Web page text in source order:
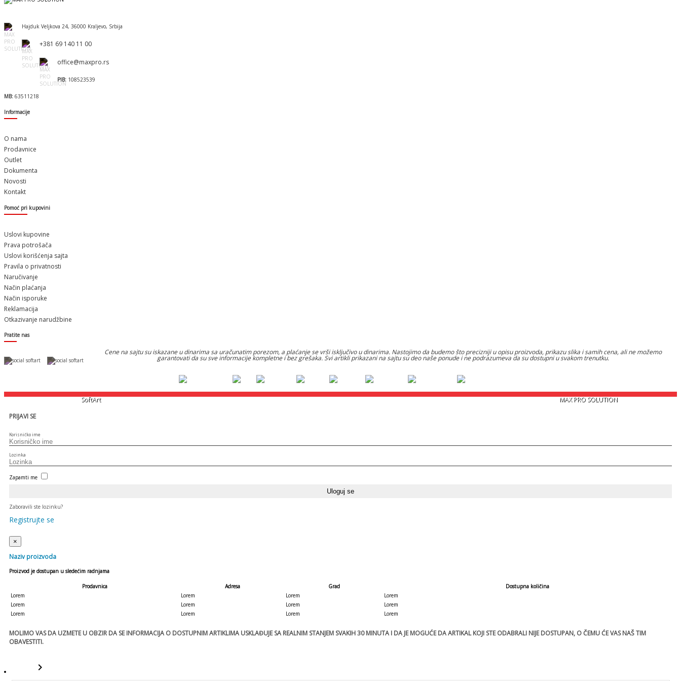
Hajduk Veljkova 24, 36000 Kraljevo, Srbija
+381 69 140 11 00
office@maxpro.rs
PIB: 108523539
MB: 63511218
Informacije
O nama
Prodavnice
Outlet
Dokumenta
Novosti
Kontakt
Pomoć pri kupovini
Uslovi kupovine
Prava potrošača
Uslovi korišćenja sajta
Pravila o privatnosti
Naručivanje
Način plaćanja
Način isporuke
Reklamacija
Otkazivanje narudžbine
Pratite nas
Cene na sajtu su iskazane u dinarima sa uračunatim porezom, a plaćanje se vrši isključivo u dinarima. Nastojimo da budemo što precizniji u opisu proizvoda, prikazu slika i samih cena, ali ne možemo
garantovati da su sve informacije kompletne i bez grešaka. Svi artikli prikazani na sajtu su deo naše ponude i ne podrazumeva da su dostupni u svakom trenutku.
Designed & Developed bySoftArt Copyright © 2026MAX PRO SOLUTION. Sva prava zadržana
PRIJAVI SE
Korisničko ime
Lozinka
Zapamti me
Zaboravili ste lozinku?
Registrujte se
×
Naziv proizvoda
Proizvod je dostupan u sledećim radnjama
Prodavnica Adresa Grad
Dostupna količina
Lorem
Lorem Lorem
Lorem
Lorem
Lorem Lorem
Lorem
Lorem
Lorem Lorem Lorem
MOLIMO VAS DA UZMETE U OBZIR DA SE INFORMACIJA O DOSTUPNIM ARTIKLIMA USKLAĐUJE SA REALNIM STANJEM SVAKIH 30 MINUTA I DA JE MOGUĆE DA ARTIKAL KOJI STE ODABRALI NIJE DOSTUPAN, O ČEMU ĆE VAS NAŠ TIM
OBAVESTITI.
keyboard_arrow_right